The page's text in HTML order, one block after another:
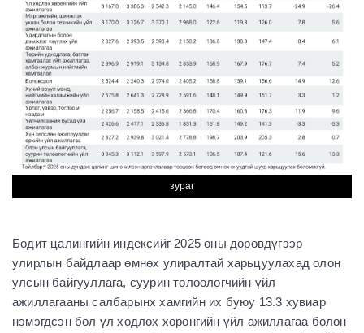
зураг
Бодит цалингийн индексийг 2025 оны дөрөвдүгээр
улирлын байдлаар өмнөх улиралтай харьцуулахад олон
улсын байгууллага, суурин төлөөлөгчийн үйл
ажиллагааны салбарынх хамгийн их буюу 13.3 хувиар
нэмэгдсэн бол үл хөдлөх хөрөнгийн үйл ажиллагаа болон